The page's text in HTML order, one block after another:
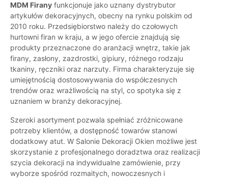
MDM Firany funkcjonuje jako uznany dystrybutor
artykułów dekoracyjnych, obecny na rynku polskim od
2010 roku. Przedsiębiorstwo należy do czołowych
hurtowni firan w kraju, a w jego ofercie znajdują się
produkty przeznaczone do aranżacji wnętrz, takie jak
firany, zasłony, zazdrostki, gipiury, różnego rodzaju
tkaniny, ręczniki oraz narzuty. Firma charakteryzuje się
umiejętnością dostosowywania do współczesnych
trendów oraz wrażliwością na styl, co spotyka się z
uznaniem w branży dekoracyjnej.
Szeroki asortyment pozwala spełniać zróżnicowane
potrzeby klientów, a dostępność towarów stanowi
dodatkowy atut. W Salonie Dekoracji Okien możliwe jest
skorzystanie z profesjonalnego doradztwa oraz realizacji
szycia dekoracji na indywidualne zamówienie, przy
wyborze spośród rozmaitych, nowoczesnych i